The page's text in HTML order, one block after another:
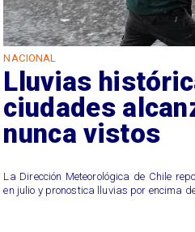
NACIONAL
Lluvias
ciudades
nunca vistos
La Dirección Meteorológica de Chile
en julio y pronostica lluvias por encima